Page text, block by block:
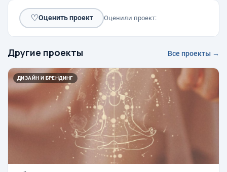
♡Оценить проект Оценили проект:
Другие проекты Все проекты →
ДИЗАЙН И БРЕНДИНГ